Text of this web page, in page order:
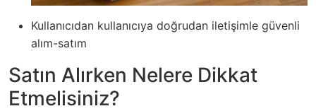
Kullanıcıdan kullanıcıya doğrudan iletişimle güvenli
alım-satım
Satın Alırken Nelere Dikkat
Etmelisiniz?